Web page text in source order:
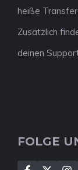
heiße
Zusätzlich
deinen
FOLGE